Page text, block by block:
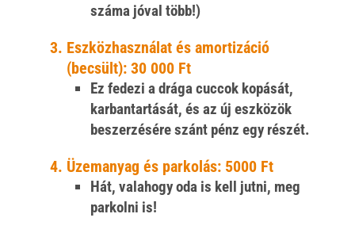
száma jóval több!)
Eszközhasználat és amortizáció
(becsült):30 000 Ft
Ez fedezi a drága cuccok kopását,
karbantartását, és az új eszközök
beszerzésére szánt pénz egy részét.
Üzemanyag és parkolás:5000 Ft
Hát, valahogy oda is kell jutni, meg
parkolni is!